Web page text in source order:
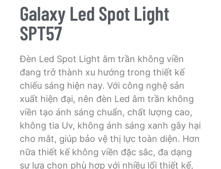
Galaxy Led Spot Light
SPT57
Đèn Led Spot Light âm trần không viền
đang trở thành xu hướng trong thiết kế
chiếu sáng hiện nay. Với công nghệ sản
xuất hiện đại, nên đèn Led âm trần không
viền tạo ánh sáng chuẩn, chất lượng cao,
không tia Uv, không ánh sáng xanh gây hại
cho mắt, giúp bảo vệ thị lực toàn diện. Hơn
nữa thiết kế không viền đặc sắc, đa dạng
sự lựa chọn phù hợp với nhiều lối thiết kế,